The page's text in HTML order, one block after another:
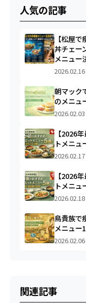
人気の記事
【松屋
丼チェー
メニュー
2026.02.16
朝マック
のメニュ
2026.02.03
【2026
トメニュ
2026.02.17
【2026
トメニュ
2026.02.18
鳥貴族で
メニュー
2026.02.06
関連記事